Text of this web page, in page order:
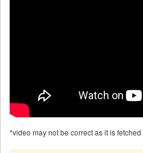
*video may not be correct as it is